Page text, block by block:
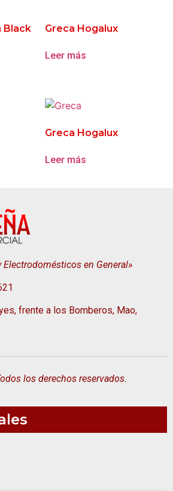
Black
Greca Hogalux
Leer más
Greca Hogalux
Leer más
Electrodomésticos en General»
frente a los Bomberos, Mao,
los derechos reservados.